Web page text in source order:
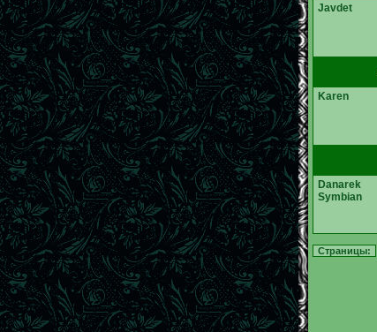
Javdet
Karen
Danarek
Symbian
Страницы: